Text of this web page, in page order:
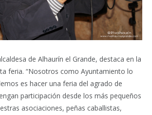
de Alhaurín el Grande, destaca en la
feria. “Nosotros como Ayuntamiento lo
es hacer una feria del agrado de
participación desde los más pequeños
asociaciones, peñas caballistas,